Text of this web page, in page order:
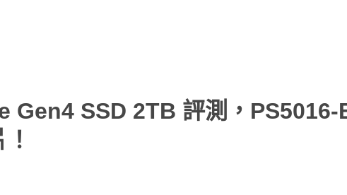
Gen4 SSD 2TB 評測，PS5016-